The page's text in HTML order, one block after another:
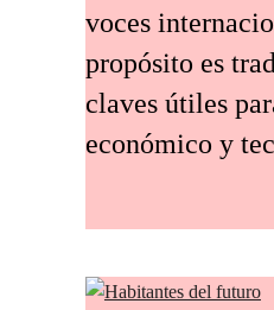
voces
propósito es
claves útiles
económico y